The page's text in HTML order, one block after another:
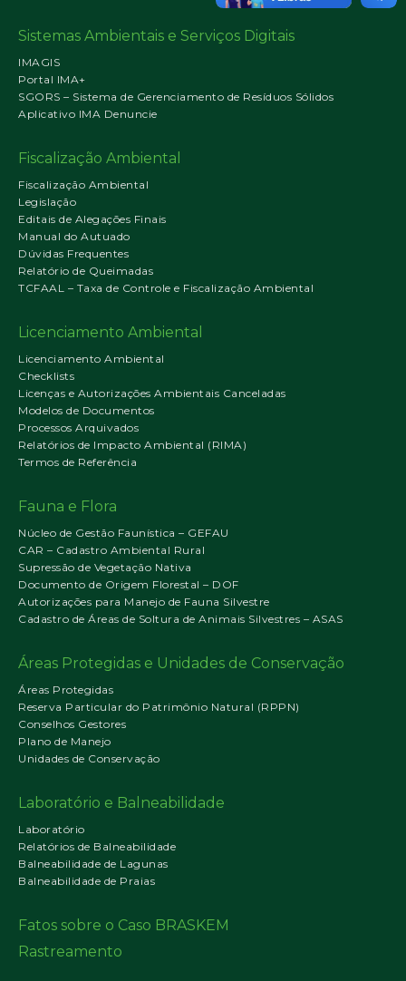
Sistemas Ambientais e Serviços Digitais
IMAGIS
Portal IMA+
SGORS – Sistema de Gerenciamento de Resíduos Sólidos
Aplicativo IMA Denuncie
Fiscalização Ambiental
Fiscalização Ambiental
Legislação
Editais de Alegações Finais
Manual do Autuado
Dúvidas Frequentes
Relatório de Queimadas
TCFAAL – Taxa de Controle e Fiscalização Ambiental
Licenciamento Ambiental
Licenciamento Ambiental
Checklists
Licenças e Autorizações Ambientais Canceladas
Modelos de Documentos
Processos Arquivados
Relatórios de Impacto Ambiental (RIMA)
Termos de Referência
Fauna e Flora
Núcleo de Gestão Faunística – GEFAU
CAR – Cadastro Ambiental Rural
Supressão de Vegetação Nativa
Documento de Origem Florestal – DOF
Autorizações para Manejo de Fauna Silvestre
Cadastro de Áreas de Soltura de Animais Silvestres – ASAS
Áreas Protegidas e Unidades de Conservação
Áreas Protegidas
Reserva Particular do Patrimônio Natural (RPPN)
Conselhos Gestores
Plano de Manejo
Unidades de Conservação
Laboratório e Balneabilidade
Laboratório
Relatórios de Balneabilidade
Balneabilidade de Lagunas
Balneabilidade de Praias
Fatos sobre o Caso BRASKEM
Rastreamento